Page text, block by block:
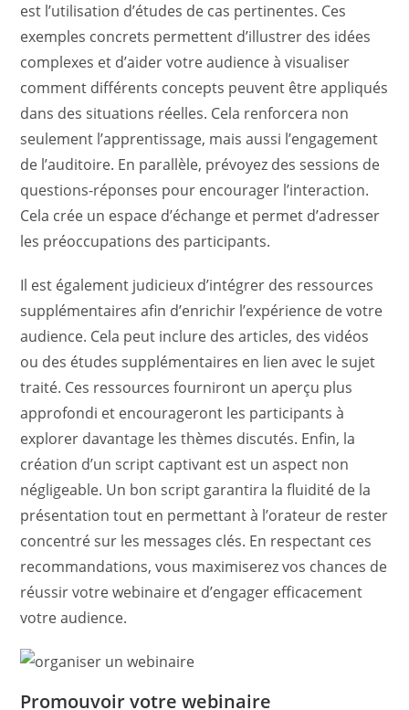
est l’utilisation d’études de cas pertinentes. Ces
exemples concrets permettent d’illustrer des idées
complexes et d’aider votre audience à visualiser
comment différents concepts peuvent être appliqués
dans des situations réelles. Cela renforcera non
seulement l’apprentissage, mais aussi l’engagement
de l’auditoire. En parallèle, prévoyez des sessions de
questions-réponses pour encourager l’interaction.
Cela crée un espace d’échange et permet d’adresser
les préoccupations des participants.
Il est également judicieux d’intégrer des ressources
supplémentaires afin d’enrichir l’expérience de votre
audience. Cela peut inclure des articles, des vidéos
ou des études supplémentaires en lien avec le sujet
traité. Ces ressources fourniront un aperçu plus
approfondi et encourageront les participants à
explorer davantage les thèmes discutés. Enfin, la
création d’un script captivant est un aspect non
négligeable. Un bon script garantira la fluidité de la
présentation tout en permettant à l’orateur de rester
concentré sur les messages clés. En respectant ces
recommandations, vous maximiserez vos chances de
réussir votre webinaire et d’engager efficacement
votre audience.
Promouvoir votre webinaire